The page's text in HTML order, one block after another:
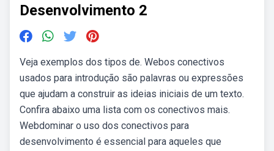
Desenvolvimento 2
Veja exemplos dos tipos de. Webos conectivos
usados para introdução são palavras ou expressões
que ajudam a construir as ideias iniciais de um texto.
Confira abaixo uma lista com os conectivos mais.
Webdominar o uso dos conectivos para
desenvolvimento é essencial para aqueles que